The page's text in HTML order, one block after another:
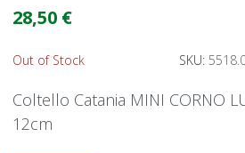
28,50 €
Out of Stock SKU:
Coltello Catania MINI CORNO
12cm